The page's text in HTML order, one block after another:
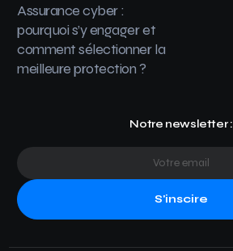
Assurance cyber :
pourquoi s’y engager et
comment sélectionner la
meilleure protection ?
Notre newsletter :
S'inscire